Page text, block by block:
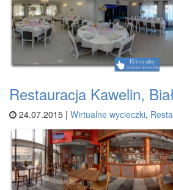
Restauracja Kawelin,
24.07.2015 | Wirtualne wycieczki,